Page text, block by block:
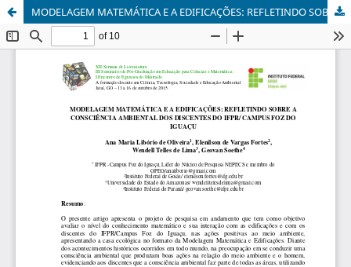
MODELAGEM MATEMÁTICA E A EDIFICAÇÕES: REFLETINDO SOBRE A CONSCIÊNCIA AMBIENTAL DOS DISCENTES DO IFPR/ CAMPUS FOZ DO IGUAÇU